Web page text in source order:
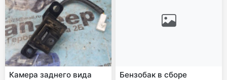
Камера заднего вида Бензобак в сборе